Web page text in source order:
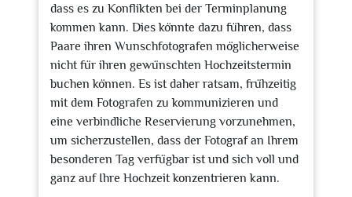
dass es zu Konflikten bei der Terminplanung
kommen kann. Dies könnte dazu führen, dass
Paare ihren Wunschfotografen möglicherweise
nicht für ihren gewünschten Hochzeitstermin
buchen können. Es ist daher ratsam, frühzeitig
mit dem Fotografen zu kommunizieren und
eine verbindliche Reservierung vorzunehmen,
um sicherzustellen, dass der Fotograf an Ihrem
besonderen Tag verfügbar ist und sich voll und
ganz auf Ihre Hochzeit konzentrieren kann.